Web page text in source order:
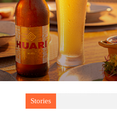
Stories